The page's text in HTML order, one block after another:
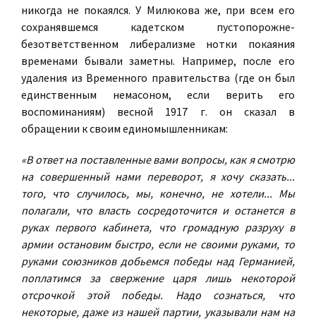
никогда не покаялся. У Милюкова же, при всем его
сохранявшемся кадетском пустопорожне-
безответственном либерализме нотки покаяния
временами бывали заметны. Например, после его
удаления из Временного правительства (где он был
единственным немасоном, если верить его
воспоминаниям) весной 1917 г. он сказал в
обращении к своим единомышленникам:
«В ответ на поставленные вами вопросы, как я смотрю
на совершенный нами переворот, я хочу сказать...
того, что случилось, мы, конечно, не хотели... Мы
полагали, что власть сосредоточится и останется в
руках первого кабинета, что громадную разруху в
армии остановим быстро, если не своими руками, то
руками союзников добьемся победы над Германией,
поплатимся за свержение царя лишь некоторой
отсрочкой этой победы. Надо сознаться, что
некоторые, даже из нашей партии, указывали нам на